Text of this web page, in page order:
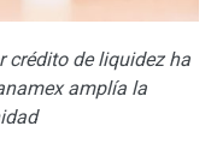
crédito de liquidez ha
amplía la